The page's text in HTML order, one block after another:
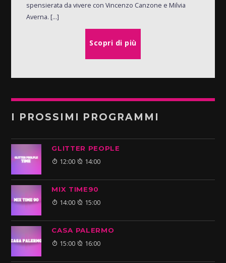
spensierata da vivere con Vincenzo Canzone e Milvia
Averna. [...]
Scopri di più
I PROSSIMI PROGRAMMI
GLITTER PEOPLE
12:00 14:00
MIX TIME90
14:00 15:00
CASA PALERMO
15:00 16:00